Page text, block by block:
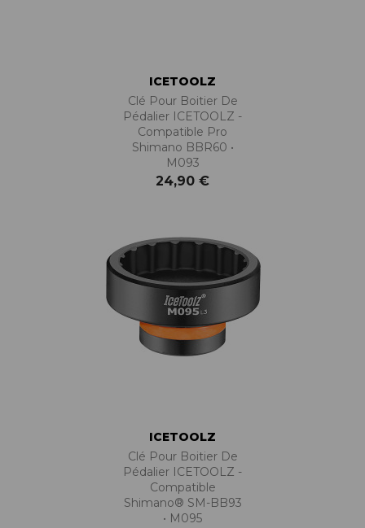
ICETOOLZ
Clé Pour Boitier De
Pédalier ICETOOLZ -
Compatible Pro
Shimano BBR60 •
M093
24,90 €
ICETOOLZ
Clé Pour Boitier De
Pédalier ICETOOLZ -
Compatible
Shimano® SM-BB93
• M095